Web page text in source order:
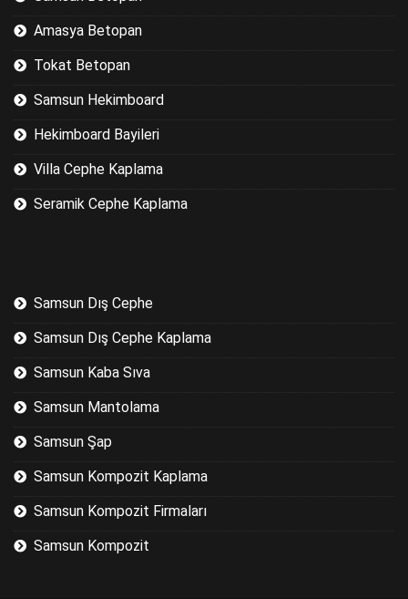
Amasya Betopan
Tokat Betopan
Samsun Hekimboard
Hekimboard Bayileri
Villa Cephe Kaplama
Seramik Cephe Kaplama
Samsun Dış Cephe
Samsun Dış Cephe Kaplama
Samsun Kaba Sıva
Samsun Mantolama
Samsun Şap
Samsun Kompozit Kaplama
Samsun Kompozit Firmaları
Samsun Kompozit